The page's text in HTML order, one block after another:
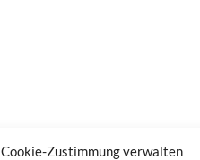
Cookie-Zustimmung verwalten